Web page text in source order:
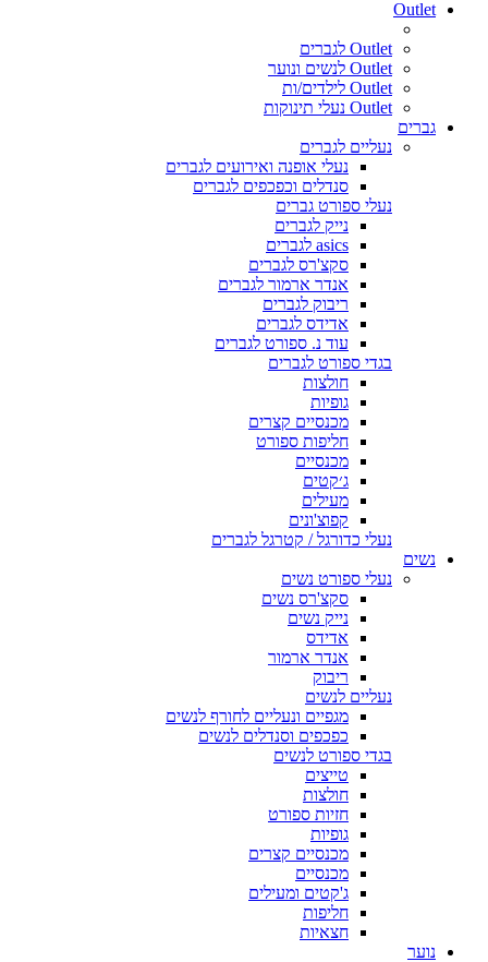
Outlet
Outlet לגברים
Outlet לנשים ונוער
Outlet לילדים/ות
Outlet נעלי תינוקות
גברים
נעליים לגברים
נעלי אופנה ואירועים לגברים
סנדלים וכפכפים לגברים
נעלי ספורט גברים
נייק לגברים
asics לגברים
סקצ'רס לגברים
אנדר ארמור לגברים
ריבוק לגברים
אדידס לגברים
עוד נ. ספורט לגברים
בגדי ספורט לגברים
חולצות
גופיות
מכנסיים קצרים
חליפות ספורט
מכנסיים
ג׳קטים
מעילים
קפוצ'ונים
נעלי כדורגל / קטרגל לגברים
נשים
נעלי ספורט נשים
סקצ'רס נשים
נייק נשים
אדידס
אנדר ארמור
ריבוק
נעליים לנשים
מגפיים ונעליים לחורף לנשים
כפכפים וסנדלים לנשים
בגדי ספורט לנשים
טייצים
חולצות
חזיות ספורט
גופיות
מכנסיים קצרים
מכנסיים
ג'קטים ומעילים
חליפות
חצאיות
נוער